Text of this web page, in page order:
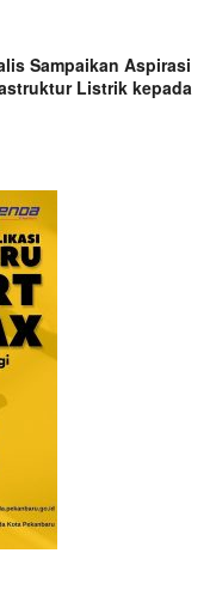
Sampaikan Aspirasi
Listrik kepada